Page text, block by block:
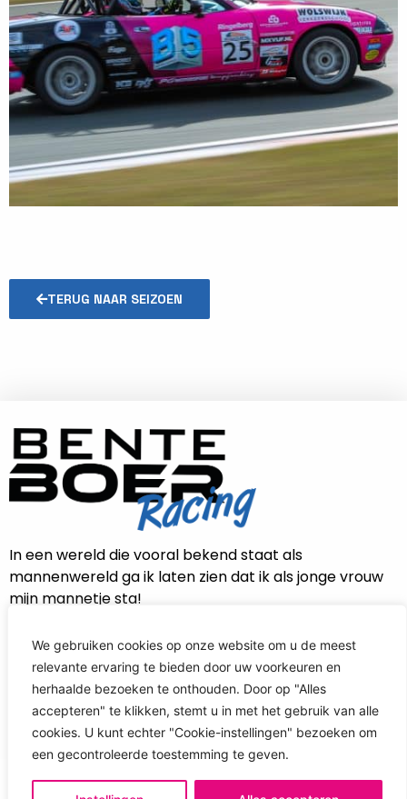
We gebruiken cookies op onze website om u de meest
relevante ervaring te bieden door uw voorkeuren en
herhaalde bezoeken te onthouden. Door op "Alles
accepteren" te klikken, stemt u in met het gebruik van alle
cookies. U kunt echter "Cookie-instellingen" bezoeken om
een ​​gecontroleerde toestemming te geven.
TERUG NAAR SEIZOEN
In een wereld die vooral bekend staat als
mannenwereld ga ik laten zien dat ik als jonge vrouw
mijn mannetje sta!
CONTACT INFORMATIE
info@benteboerracing.nl
COPYRIGHT © 2022 - BENTE BOER RACING